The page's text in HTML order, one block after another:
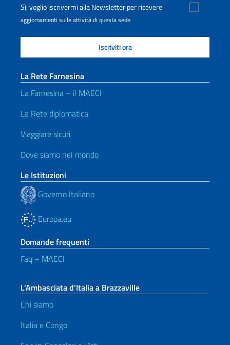
Sì, voglio iscrivermi alla Newsletter per ricevere
aggiornamenti sulle attività di questa sede
La Rete Farnesina
La Farnesina – il MAECI
La Rete diplomatica
Viaggiare sicuri
Dove siamo nel mondo
Le Istituzioni
Governo Italiano
Europa.eu
Domande frequenti
Faq – MAECI
L’Ambasciata d’Italia a Brazzaville
Chi siamo
Italia e Congo